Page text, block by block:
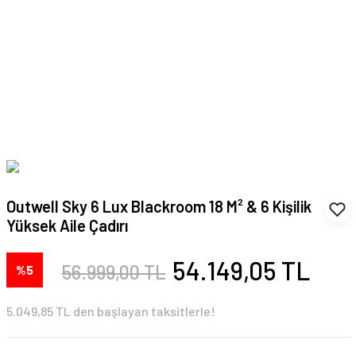
Outwell Sky 6 Lux Blackroom 18 M² & 6 Kişilik
Yüksek Aile Çadırı
%5 56.999,00 TL 54.149,05 TL
5.049,85 TL den başlayan taksitlerle!